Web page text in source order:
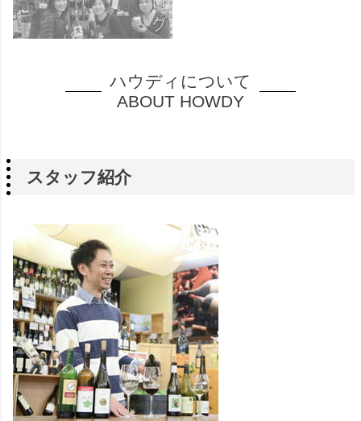
ハウディについて
ABOUT HOWDY
スタッフ紹介